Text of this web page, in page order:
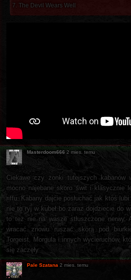
7. The Devil Wears Well
Masterdoom666 2 mies. temu
Ciekawe czy żonki tutejszych kabanów
mocno najebane skoro świt i klasycznie
riffu. Kabany dajcie posłuchać jak ktoś
nie to ryj w kubeł bo zaraz dojdziecie do
to też nie na wasze stłuszczone nerwy.
wracać znowu ruszać skórą pod
Torgeist, Morgula i innych wycieruchów,
się zaczęły
Pale Szatana 2 mies. temu